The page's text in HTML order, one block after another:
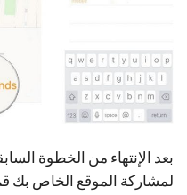
بعد الإنتهاء من الخطوة
لمشاركة الموقع الخاص بك